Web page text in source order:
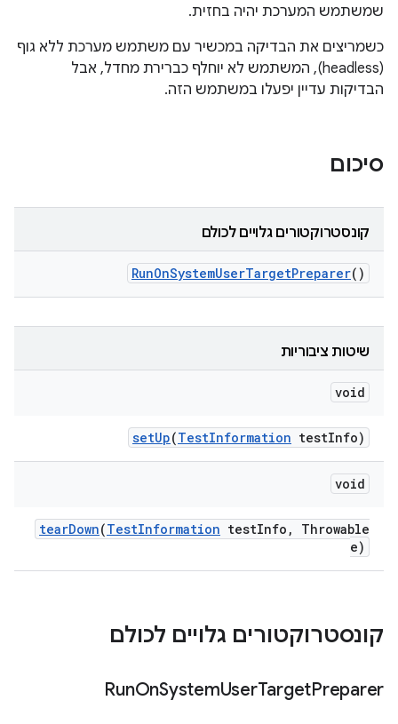
שמשתמש המערכת יהיה בחזית.
כשמריצים את הבדיקה במכשיר עם משתמש מערכת ללא גוף
(headless), המשתמש לא יוחלף כברירת מחדל, אבל
הבדיקות עדיין יפעלו במשתמש הזה.
סיכום
קונסטרוקטורים גלויים לכולם
RunOnSystemUserTargetPreparer()
שיטות ציבוריות
void
setUp(TestInformation testInfo)
void
tearDown(TestInformation testInfo ,
Throwable
e)
קונסטרוקטורים גלויים לכולם
RunOnSystemUserTargetPreparer